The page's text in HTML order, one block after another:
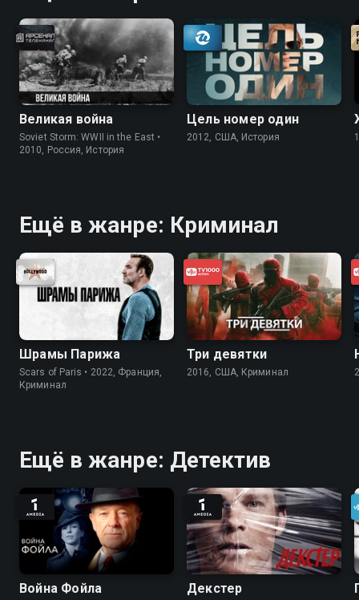
Великая война
Soviet Storm: WWII in the East •
2010, Россия, История
Цель номер один
2012, США, История
Ещё в жанре: Криминал
Шрамы Парижа
Scars of Paris • 2022, Франция,
Криминал
Три девятки
2016, США, Криминал
Ещё в жанре: Детектив
Война Фойла Декстер